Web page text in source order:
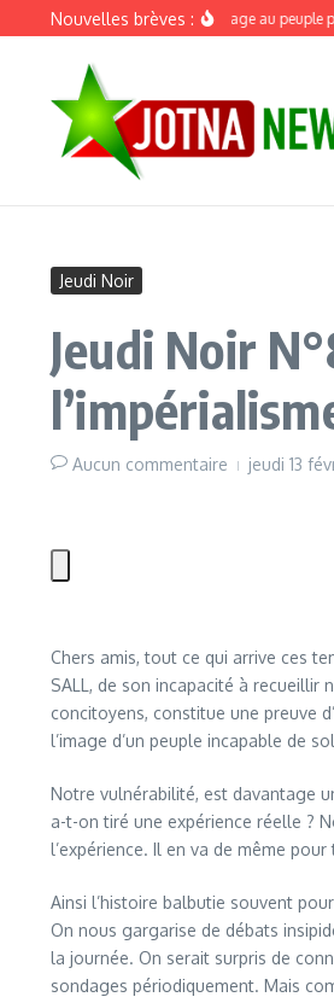
Aller au contenu
Nouvelles brèves :
Discours de recadrage au peuple
Jeudi Noir
Jeudi Noir
Aucun commentaire jeudi 13
Chers amis, tout ce qui arrive ces
SALL, de son incapacité à recueillir
concitoyens, constitue une preuve
l’image d’un peuple incapable de
Notre vulnérabilité, est davantage
a-t-on tiré une expérience réelle ?
l’expérience. Il en va de même
Ainsi l’histoire balbutie souvent
On nous gargarise de débats
la journée. On serait surpris de
sondages périodiquement. Mais